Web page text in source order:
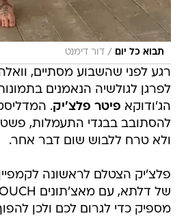
תבוא כל יום / דור דימנט
רגע לפני שהשבוע מסתיים,
לפרגן לגולשיה הנאמנים
הג'ודוקא פיטר פלצ'יק.
להסתובב בבגדי התעמלות, פשט
ולא טרח ללבוש שום דבר אחר.
פלצ'יק הצטלם לראשונה
מספיק כדי לגרום לכם ולכן